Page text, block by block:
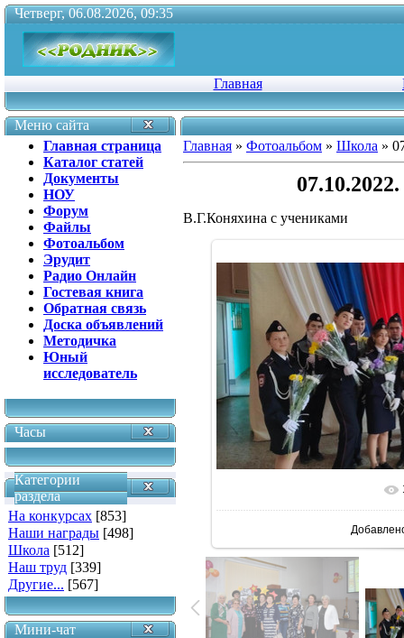
Четверг, 06.08.2026, 09:35
Главная
Меню сайта
Главная страница
Каталог статей
Документы
НОУ
Форум
Файлы
Фотоальбом
Эрудит
Радио Онлайн
Гостевая книга
Обратная связь
Доска объявлений
Методичка
Юный
исследователь
Часы
Категории
раздела
На конкурсах [853]
Наши награды [498]
Школа [512]
Наш труд [339]
Другие... [567]
Мини-чат
Главная » Фотоальбом » Школа »
В.Г.Коняхина с учениками
В